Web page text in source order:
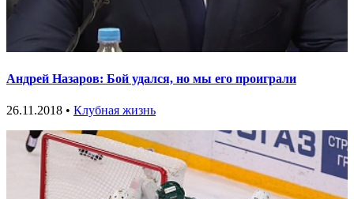
Андрей Назаров: Бой удался, но мы его проиграли
26.11.2018 • Клубная жизнь